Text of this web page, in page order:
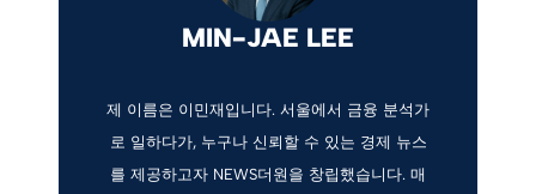
MIN-JAE LEE
제 이름은 이민재입니다. 서울에서 금융 분석가
로 일하다가, 누구나 신뢰할 수 있는 경제 뉴스
를 제공하고자 NEWS더원을 창립했습니다. 매